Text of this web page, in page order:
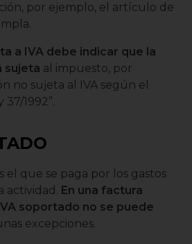
por ejemplo, el artículo de
a IVA debe indicar que la
sujeta al impuesto, por
no sujeta al IVA según el
1992”.
el que se paga por los gastos
actividad. En una factura
soportado no se puede
excepciones.